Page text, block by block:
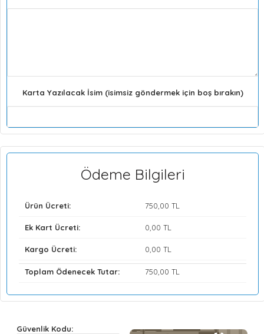
Karta Yazılacak İsim (isimsiz göndermek için boş bırakın)
Ödeme Bilgileri
Ürün Ücreti: 750 ,00 TL
Ek Kart Ücreti: 0 ,00 TL
Kargo Ücreti: 0 ,00 TL
Toplam Ödenecek Tutar: 750 ,00 TL
Güvenlik Kodu: